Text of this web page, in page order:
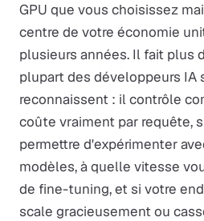
GPU que vous choisissez
centre de votre économie
plusieurs années. Il fait plus
plupart des développeurs IA
reconnaissent : il contrôle
coûte vraiment par requête,
permettre d'expérimenter
modèles, à quelle vitesse
de fine-tuning, et si votre
scale gracieusement ou